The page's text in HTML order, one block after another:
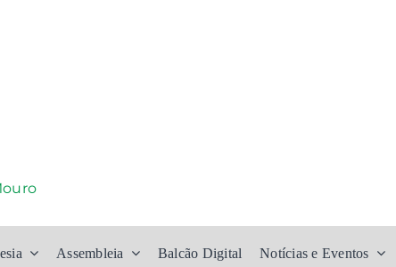
Assembleia Balcão Digital Notícias e Eventos